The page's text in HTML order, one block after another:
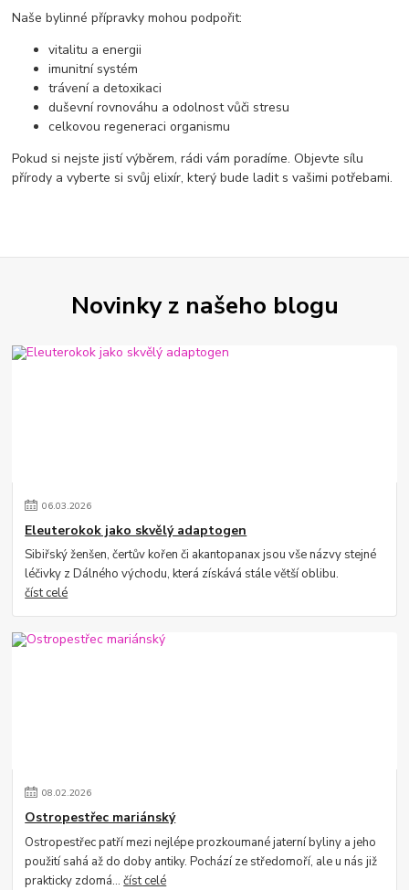
Naše bylinné přípravky mohou podpořit:
vitalitu a energii
imunitní systém
trávení a detoxikaci
duševní rovnováhu a odolnost vůči stresu
celkovou regeneraci organismu
Pokud si nejste jistí výběrem, rádi vám poradíme. Objevte sílu
přírody a vyberte si svůj elixír, který bude ladit s vašimi potřebami.
Novinky z našeho blogu
06.03.2026
Eleuterokok jako skvělý adaptogen
Sibiřský ženšen, čertův kořen či akantopanax jsou vše názvy stejné
léčivky z Dálného východu, která získává stále větší oblibu.
číst celé
08.02.2026
Ostropestřec mariánský
Ostropestřec patří mezi nejlépe prozkoumané jaterní byliny a jeho
použití sahá až do doby antiky. Pochází ze středomoří, ale u nás již
prakticky zdomá...číst celé